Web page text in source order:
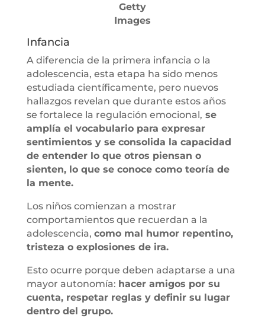
Getty
Images
Infancia
A diferencia de la primera infancia o la
adolescencia, esta etapa ha sido menos
estudiada científicamente, pero nuevos
hallazgos revelan que durante estos años
se fortalece la regulación emocional, se
amplía el vocabulario para expresar
sentimientos y se consolida la capacidad
de entender lo que otros piensan o
sienten, lo que se conoce como teoría de
la mente.
Los niños comienzan a mostrar
comportamientos que recuerdan a la
adolescencia, como mal humor repentino,
tristeza o explosiones de ira.
Esto ocurre porque deben adaptarse a una
mayor autonomía: hacer amigos por su
cuenta, respetar reglas y definir su lugar
dentro del grupo.